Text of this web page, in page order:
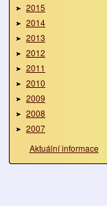
2015
2014
2013
2012
2011
2010
2009
2008
2007
Aktuální informace